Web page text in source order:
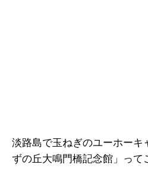
淡路島で玉ねぎのユーホーキ
ずの丘大鳴門橋記念館」って